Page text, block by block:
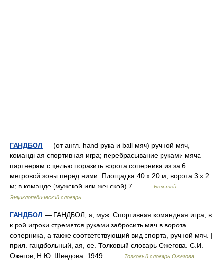
ГАНДБОЛ — (от англ. hand рука и ball мяч) ручной мяч,
командная спортивная игра; перебрасывание руками мяча
партнерам с целью поразить ворота соперника из за 6
метровой зоны перед ними. Площадка 40 х 20 м, ворота 3 х 2
м; в команде (мужской или женской) 7… …
Большой
Энциклопедический словарь
ГАНДБОЛ — ГАНДБОЛ, а, муж. Спортивная командная игра, в
к рой игроки стремятся руками забросить мяч в ворота
соперника, а также соответствующий вид спорта, ручной мяч. |
прил. гандбольный, ая, ое. Толковый словарь Ожегова. С.И.
Ожегов, Н.Ю. Шведова. 1949… …
Толковый словарь Ожегова